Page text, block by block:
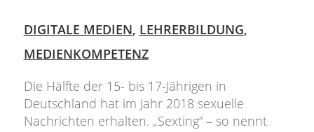
DIGITALE MEDIEN, LEHRERBILDUNG,
MEDIENKOMPETENZ
Die Hälfte der 15- bis 17-Jährigen in
Deutschland hat im Jahr 2018 sexuelle
Nachrichten erhalten. „Sexting“ – so nennt